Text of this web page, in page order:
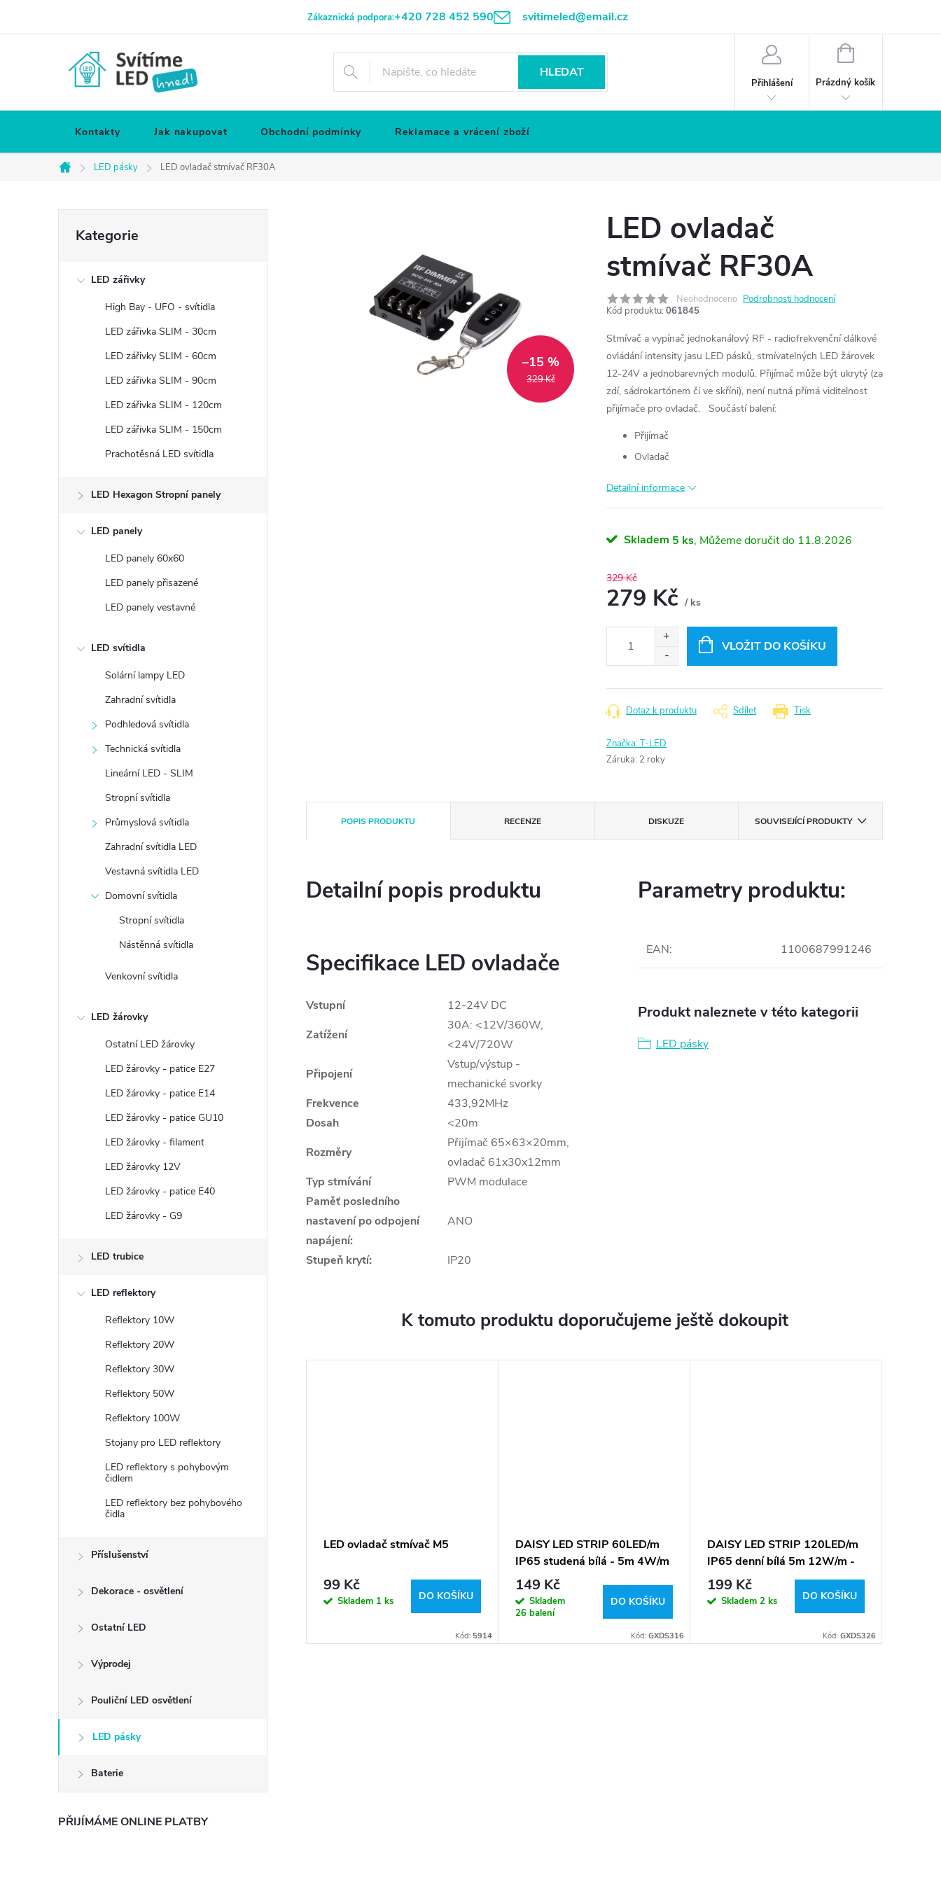
Zákaznická podpora:+420 728 452 590 svitimeled@email.cz
HLEDAT
Přihlášení
NÁKUPNÍ
Prázdný košík
Kontakty Jak nakupovat Obchodní podmínky Reklamace a vrácení zboží
Domů
LED pásky LED ovladač stmívač RF30A
kategorie
Kategorie
LED zářivky
High Bay - UFO - svítidla
LED zářivka SLIM - 30cm
LED zářivky SLIM - 60cm
LED zářivka SLIM - 90cm
LED zářivka SLIM - 120cm
LED zářivka SLIM - 150cm
Prachotěsná LED svítidla
LED Hexagon Stropní panely
LED panely
LED panely 60x60
LED panely přisazené
LED panely vestavné
LED svítidla
Solární lampy LED
Zahradní svítidla
Podhledová svítidla
Technická svítidla
Lineární LED - SLIM
Stropní svítidla
Průmyslová svítidla
Zahradní svítidla LED
Vestavná svítidla LED
Domovní svítidla
Stropní svítidla
Nástěnná svítidla
Venkovní svítidla
LED žárovky
Ostatní LED žárovky
LED žárovky - patice E27
LED žárovky - patice E14
LED žárovky - patice GU10
LED žárovky - filament
LED žárovky 12V
LED žárovky - patice E40
LED žárovky - G9
LED trubice
LED reflektory
Reflektory 10W
Reflektory 20W
Reflektory 30W
Reflektory 50W
Reflektory 100W
Stojany pro LED reflektory
LED reflektory s pohybovým
čidlem
LED reflektory bez pohybového
čidla
Příslušenství
Dekorace - osvětlení
Ostatní LED
Výprodej
Pouliční LED osvětlení
LED pásky
Baterie
PŘIJÍMÁME ONLINE PLATBY
329 Kč
–15 %
LED ovladač
stmívač RF30A
Neohodnoceno Podrobnosti hodnocení
Kód produktu: 061845
Stmívač a vypínač jednokanálový RF - radiofrekvenční dálkové
ovládání intensity jasu LED pásků, stmívatelných LED žárovek
12-24V a jednobarevných modulů. Přijímač může být ukrytý (za
zdí, sádrokartónem či ve skříni), není nutná přímá viditelnost
přijímače pro ovladač.
Součástí balení:
Přijímač
Ovladač
Detailní informace
Skladem 5 ks 11.8.2026
329 Kč
279 Kč / ks
VLOŽIT DO KOŠÍKU
Tisk
Dotaz k produktu Sdílet
Značka:T-LED
Záruka: 2 roky
POPIS PRODUKTU RECENZE DISKUZE SOUVISEJÍCÍ PRODUKTY
Detailní popis produktu
Specifikace LED ovladače
Vstupní
12-24V DC
Zatížení
30A: <12V/360W,
<24V/720W
Připojení
Vstup/výstup -
mechanické svorky
Frekvence
433,92MHz
Dosah
<20m
Rozměry
Přijímač 65×63×20mm,
ovladač 61x30x12mm
Typ stmívání
PWM modulace
Paměť posledního
nastavení po odpojení
napájení:
ANO
Stupeň krytí: IP20
Parametry produktu:
EAN: 1100687991246
Produkt naleznete v této kategorii
LED pásky
K tomuto produktu doporučujeme ještě dokoupit
LED ovladač stmívač M5
99 Kč
Skladem 1 ks DO KOŠÍKU
Kód: 5914
DAISY LED STRIP 60LED/m
IP65 studená bílá - 5m 4W/m
- LED pásek
149 Kč
Skladem
26 balení
DO KOŠÍKU
Kód: GXDS316
DAISY LED STRIP 120LED/m
IP65 denní bílá 5m 12W/m -
LED pásek
199 Kč
Skladem 2 ks DO KOŠÍKU
Kód: GXDS326